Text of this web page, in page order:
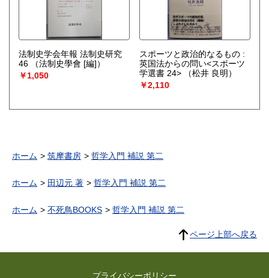
法制史学会年報 法制史研究
46
（法制史學會 [編]）
￥1,050
スポーツと政治的なるもの :
英国法からの問い<スポーツ
学選書 24>
（松井 良明）
￥2,110
ホーム 筑摩書房 哲学入門 補説 第二
ホーム 田辺元 著 哲学入門 補説 第二
ホーム 不死鳥BOOKS 哲学入門 補説 第二
ページ上部へ戻る
プライバシーポリシー